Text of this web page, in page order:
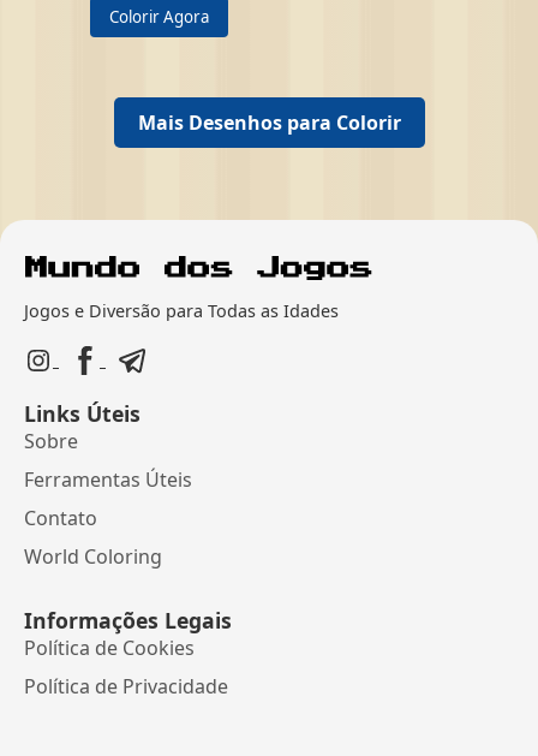
Colorir Agora
Mais Desenhos para Colorir
Jogos e Diversão para Todas as Idades
Links Úteis
Sobre
Ferramentas Úteis
Contato
World Coloring
Informações Legais
Política de Cookies
Política de Privacidade